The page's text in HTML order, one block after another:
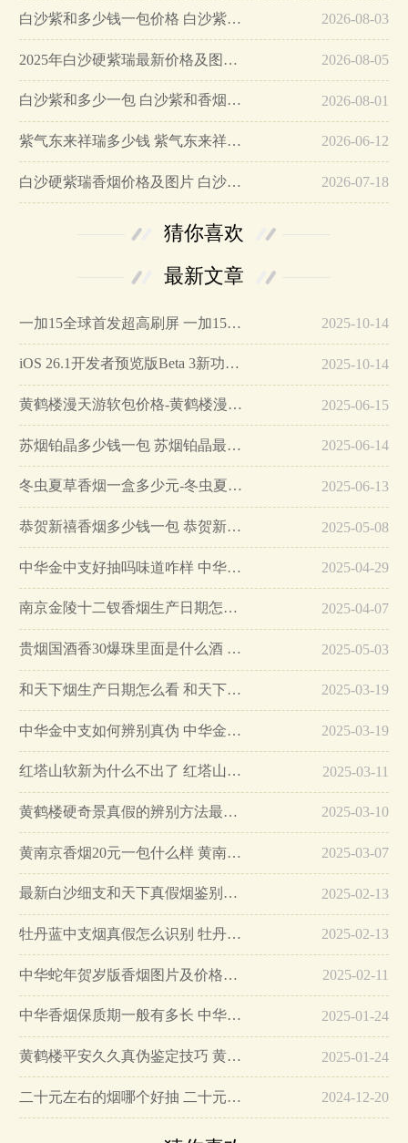
白沙紫和多少钱一包价格 白沙紫和价格表2025… 2026-08-03
2025年白沙硬紫瑞最新价格及图片一览… 2026-08-05
白沙紫和多少一包 白沙紫和香烟价格参数一览… 2026-08-01
紫气东来祥瑞多少钱 紫气东来祥瑞口感及参数介绍… 2026-06-12
白沙硬紫瑞香烟价格及图片 白沙硬紫瑞16元一包… 2026-07-18
猜你喜欢
最新文章
一加15全球首发超高刷屏 一加15参数详细配置… 2025-10-14
iOS 26.1开发者预览版Beta 3新功能详解… 2025-10-14
黄鹤楼漫天游软包价格-黄鹤楼漫天游软包多少钱一盒… 2025-06-15
苏烟铂晶多少钱一包 苏烟铂晶最新价格… 2025-06-14
冬虫夏草香烟一盒多少元-冬虫夏草香烟一盒多少元2025最新价格… 2025-06-13
恭贺新禧香烟多少钱一包 恭贺新禧香烟价格表和图片… 2025-05-08
中华金中支好抽吗味道咋样 中华金中支口感特点介绍… 2025-04-29
南京金陵十二钗香烟生产日期怎么看 南京金陵十二钗香烟保质期… 2025-04-07
贵烟国酒香30爆珠里面是什么酒 贵烟国酒香30怎么辨别真假… 2025-05-03
和天下烟生产日期怎么看 和天下烟真假辨别方法六个方面… 2025-03-19
中华金中支如何辨别真伪 中华金中支真假烟鉴别方法… 2025-03-19
红塔山软新为什么不出了 红塔山软新烟停售原因详解… 2025-03-11
黄鹤楼硬奇景真假的辨别方法最简单版… 2025-03-10
黄南京香烟20元一包什么样 黄南京香烟真假鉴别… 2025-03-07
最新白沙细支和天下真假烟鉴别指南… 2025-02-13
牡丹蓝中支烟真假怎么识别 牡丹蓝中支烟真假鉴别带图… 2025-02-13
中华蛇年贺岁版香烟图片及价格大全… 2025-02-11
中华香烟保质期一般有多长 中华香烟保质期在哪里看的… 2025-01-24
黄鹤楼平安久久真伪鉴定技巧 黄鹤楼平安久久二维码在哪里… 2025-01-24
二十元左右的烟哪个好抽 二十元左右的香烟排行榜最新款… 2024-12-20